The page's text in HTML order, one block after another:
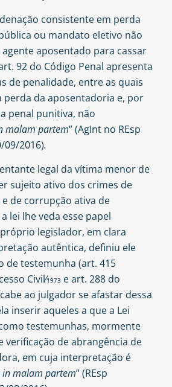
consistente em perda
ou mandato eletivo não
aposentado para cassar
92 do Código Penal apresenta
de penalidade, entre as quais
perda da aposentadoria e, por
penal punitiva, não
malam partem” (AgInt no REsp
09/2016).
legal da vítima menor de
sujeito ativo dos crimes de
de corrupção ativa de
lei lhe veda esse papel
legislador, em clara
autêntica, definiu ele
de testemunha (art. 415
Civil⁄1973 e art. 288 do
ao julgador se afastar dessa
inserir aqueles a que a Lei
testemunhas, mormente
verificação de abrangência de
em cuja interpretação é
malam partem” (REsp